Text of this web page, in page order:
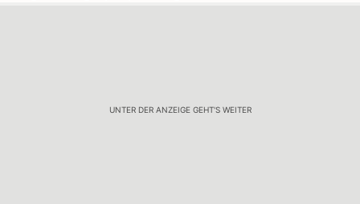
UNTER DER ANZEIGE GEHT'S WEITER